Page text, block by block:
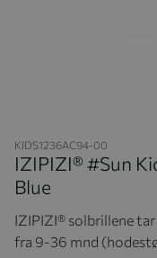
KIDS1236AC94-00
IZIPIZI® #Sun
Blue
IZIPIZI® solbrillene tar
fra 9-36 mnd